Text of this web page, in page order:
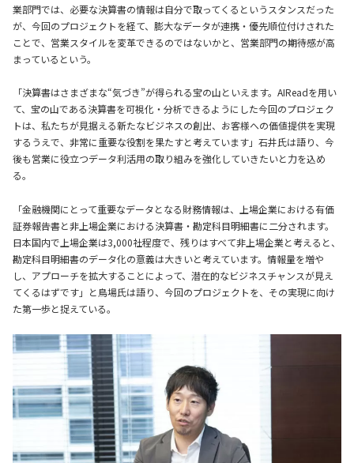
業部門では、必要な決算書の情報は自分で取ってくるというスタンスだった
が、今回のプロジェクトを経て、膨大なデータが連携・優先順位付けされた
ことで、営業スタイルを変革できるのではないかと、営業部門の期待感が高
まっているという。
「決算書はさまざまな“気づき”が得られる宝の山といえます。AIReadを用い
て、宝の山である決算書を可視化・分析できるようにした今回のプロジェク
トは、私たちが見据える新たなビジネスの創出、お客様への価値提供を実現
するうえで、非常に重要な役割を果たすと考えています」石井氏は語り、今
後も営業に役立つデータ利活用の取り組みを強化していきたいと力を込め
る。
「金融機関にとって重要なデータとなる財務情報は、上場企業における有価
証券報告書と非上場企業における決算書・勘定科目明細書に二分されます。
日本国内で上場企業は3,000社程度で、残りはすべて非上場企業と考えると、
勘定科目明細書のデータ化の意義は大きいと考えています。情報量を増や
し、アプローチを拡大することによって、潜在的なビジネスチャンスが見え
てくるはずです」と鳥場氏は語り、今回のプロジェクトを、その実現に向け
た第一歩と捉えている。